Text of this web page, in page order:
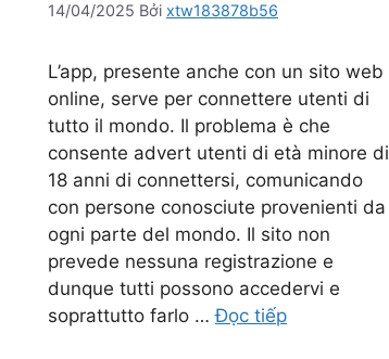
14/04/2025 Bởi xtw183878b56
L’app, presente anche con un sito web
online, serve per connettere utenti di
tutto il mondo. Il problema è che
consente advert utenti di età minore di
18 anni di connettersi, comunicando
con persone conosciute provenienti da
ogni parte del mondo. Il sito non
prevede nessuna registrazione e
dunque tutti possono accedervi e
soprattutto farlo …Đọc tiếp